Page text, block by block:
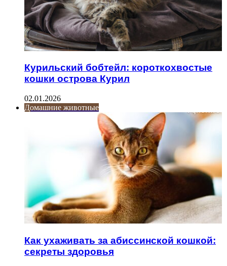
Курильский бобтейл: короткохвостые
кошки острова Курил
02.01.2026
Домашние животные
Как ухаживать за абиссинской кошкой:
секреты здоровья